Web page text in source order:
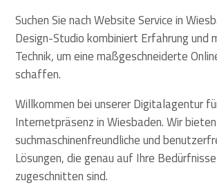
Suchen Sie nach Website Service in
Design-Studio kombiniert Erfahrung und
Technik, um eine maßgeschneiderte
schaffen.
Willkommen bei unserer Digitalagentur
Internetpräsenz in Wiesbaden. Wir
suchmaschinenfreundliche und
Lösungen, die genau auf Ihre
zugeschnitten sind.